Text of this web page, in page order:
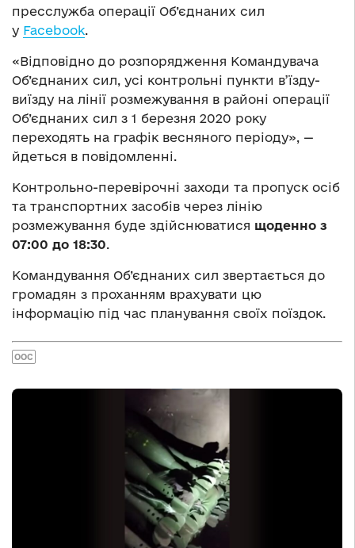
пресслужба операції Об’єднаних сил
у Facebook
«Відповідно до розпорядження Командувача
Об’єднаних сил, усі контрольні пункти в’їзду-
виїзду на лінії розмежування в районі операції
Об’єднаних сил з 1 березня 2020 року
переходять на графік весняного періоду», —
йдеться в повідомленні.
Контрольно-перевірочні заходи та пропуск осіб
та транспортних засобів через лінію
розмежування буде здійснюватися щоденно з
07:00 до 18:30
Командування Об’єднаних сил звертається до
громадян з проханням врахувати цю
інформацію під час планування своїх поїздок.
ООС